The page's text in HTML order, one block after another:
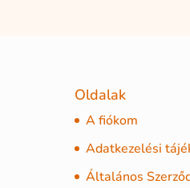
Oldalak
A fiókom
Adatkezelési
Általános